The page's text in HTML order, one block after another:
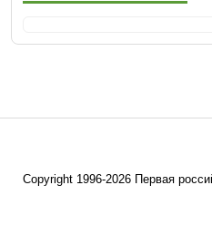
Copyright 1996-2026 Первая